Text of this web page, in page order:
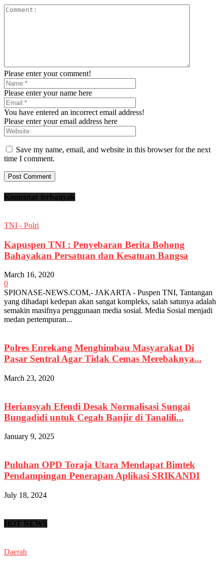
Please enter your comment!
Please enter your name here
You have entered an incorrect email address!
Please enter your email address here
Save my name, email, and website in this browser for the next
time I comment.
Komentar terbanyak
TNI - Polri
Kapuspen TNI : Penyebaran Berita Bohong
Bahayakan Persatuan dan Kesatuan Bangsa
March 16, 2020
0
SPIONASE-NEWS.COM,- JAKARTA - Puspen TNI, Tantangan
yang dihadapi kedepan akan sangat kompleks, salah satunya adalah
semakin masifnya penggunaan media sosial. Media Sosial menjadi
medan pertempuran...
Polres Enrekang Menghimbau Masyarakat Di
Pasar Sentral Agar Tidak Cemas Merebaknya...
March 23, 2020
Heriansyah Efendi Desak Normalisasi Sungai
Bungadidi untuk Cegah Banjir di Tanalili...
January 9, 2025
Puluhan OPD Toraja Utara Mendapat Bimtek
Pendampingan Penerapan Aplikasi SRIKANDI
July 18, 2024
HOT NEWS
Daerah